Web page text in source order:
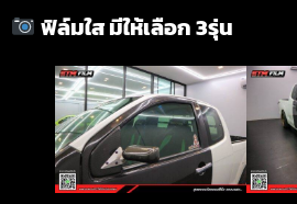
ฟิล์มใส มีให้เลือก 3รุ่น